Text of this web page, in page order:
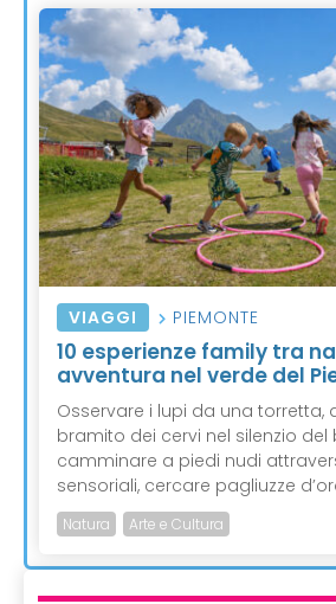
VIAGGI PIEMONTE
10 esperienze family tra
avventura nel verde del
Osservare i lupi da una torretta,
bramito dei cervi nel silenzio del
camminare a piedi nudi
sensoriali, cercare pagliuzze
Natura Arte e Cultura